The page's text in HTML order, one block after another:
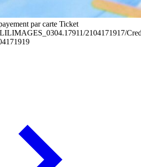
par carte Ticket
2104171917/